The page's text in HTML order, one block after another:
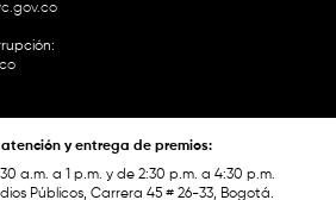
atención y entrega de premios:
a.m. a 1 p.m. y de 2:30 p.m. a 4:30 p.m.
Públicos, Carrera 45 # 26-33, Bogotá.